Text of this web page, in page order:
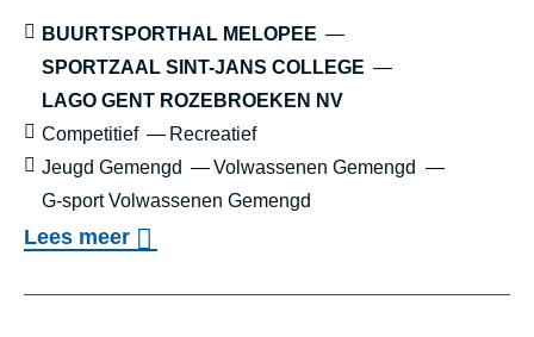
Locaties:
BUURTSPORTHAL MELOPEE
SPORTZAAL SINT-JANS COLLEGE
LAGO GENT ROZEBROEKEN NV
Sportniveau:
Competitief Recreatief
Leeftijd:
Jeugd Gemengd
Volwassenen Gemengd
G-sport Volwassenen Gemengd
Lees meero